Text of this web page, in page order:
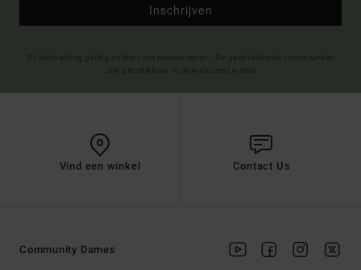
Inschrijven
Vind een winkel Contact Us
Community Dames